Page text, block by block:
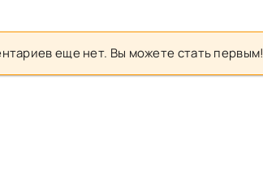
еще нет. Вы можете стать первым!